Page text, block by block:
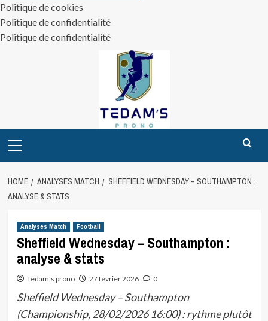
Politique de cookies
Politique de confidentialité
Politique de confidentialité
Menu
HOME ANALYSES MATCH
SHEFFIELD WEDNESDAY – SOUTHAMPTON :
ANALYSE & STATS
Analyses Match Football
Sheffield Wednesday – Southampton :
analyse & stats
Tedam's prono 27 février 2026 0
Sheffield Wednesday – Southampton
(Championship, 28/02/2026 16:00) : rythme plutôt